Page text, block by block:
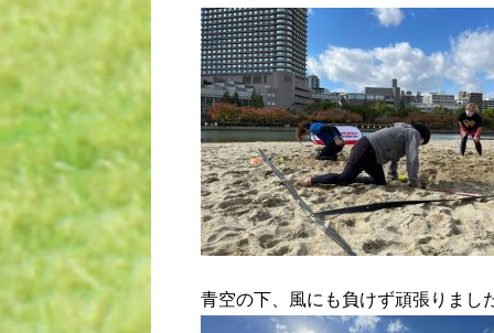
青空の下、風にも負けず頑張りまし